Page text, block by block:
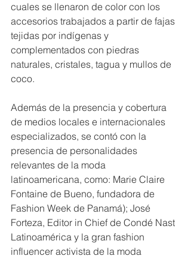
cuales se llenaron de color con los
accesorios trabajados a partir de fajas
tejidas por indígenas y
complementados con piedras
naturales, cristales, tagua y mullos de
coco.
Además de la presencia y cobertura
de medios locales e internacionales
especializados, se contó con la
presencia de personalidades
relevantes de la moda
latinoamericana, como: Marie Claire
Fontaine de Bueno, fundadora de
Fashion Week de Panamá); José
Forteza, Editor in Chief de Condé Nast
Latinoamérica y la gran fashion
influencer activista de la moda